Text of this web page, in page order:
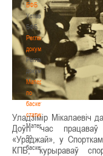
БФБ
Устав
БФБ
Регламентирующие
документы
Регламентирующие
документы
Материалы
по
баскетбольной
статистике
Материалы
по
баскетбольной
Уладзімір Мікалаевіч
Доўгі час
«Ураджай», у
КПБ, курыраваў